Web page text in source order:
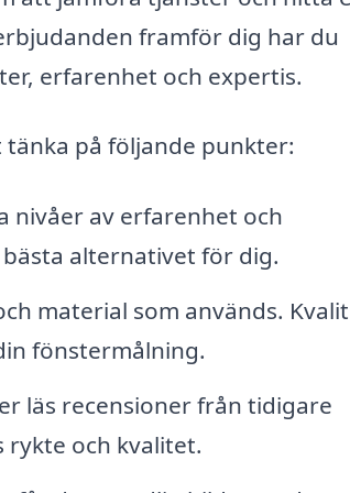
framför dig har du
erfarenhet och expertis.
på följande punkter:
nivåer av erfarenhet och
alternativet för dig.
material som används.
fönstermålning.
läs recensioner från tidigare
och kvalitet.